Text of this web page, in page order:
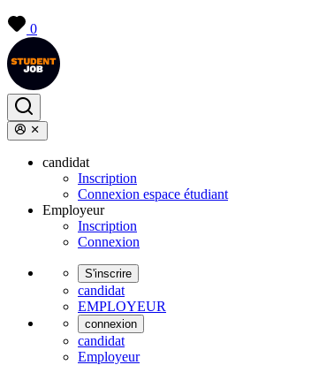
0
candidat
Inscription
Connexion espace étudiant
Employeur
Inscription
Connexion
S'inscrire
candidat
EMPLOYEUR
connexion
candidat
Employeur